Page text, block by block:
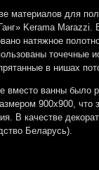
материалов для
Kerama
натяжное
точечные
в нишах
вместо ванны было
900х900, что
В качестве
Беларусь).